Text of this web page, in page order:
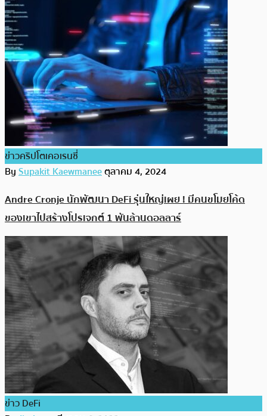
ข่าวคริปโตเคอเรนซี่
BySupakit Kaewmaneeตุลาคม 4, 2024
Andre Cronje นักพัฒนา DeFi รุ่นใหญ่เผย ! มีคนขโมยโค้ด
ของเขาไปสร้างโปรเจกต์ 1 พันล้านดอลลาร์
ข่าว DeFi